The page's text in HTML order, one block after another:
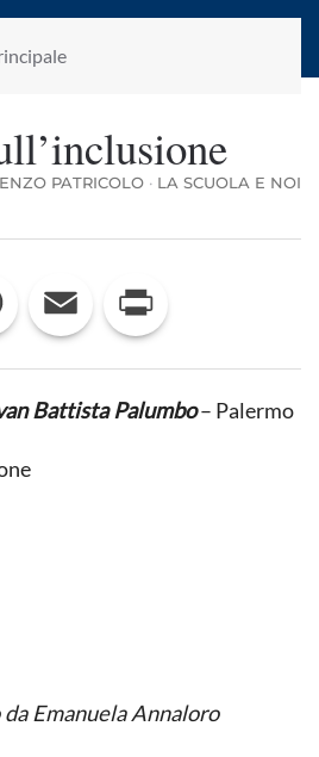
da Romano Luperini
PATRICOLO · LA SCUOLA E NOI
WhatsApp Email
Battista Palumbo– Palermo
Emanuela Annaloro